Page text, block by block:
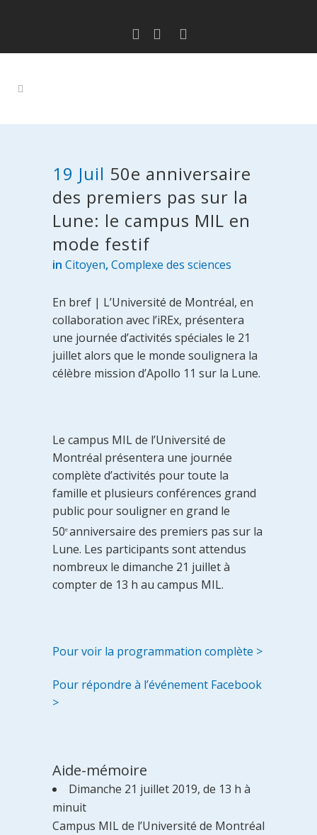
19 Juil 50e anniversaire
des premiers pas sur la
Lune: le campus MIL en
mode festif
in Citoyen,Complexe des sciences
En bref | L’Université de Montréal, en
collaboration avec l’iREx, présentera
une journée d’activités spéciales le 21
juillet alors que le monde soulignera la
célèbre mission d’Apollo 11 sur la Lune.
Le campus MIL de l’Université de
Montréal présentera une journée
complète d’activités pour toute la
famille et plusieurs conférences grand
public pour souligner en grand le
50eanniversaire des premiers pas sur la
Lune. Les participants sont attendus
nombreux le dimanche 21 juillet à
compter de 13 h au campus MIL.
Pour voir la programmation complète >
Pour répondre à l’événement Facebook
>
Aide-mémoire
Dimanche 21 juillet 2019, de 13 h à
minuit
Campus MIL de l’Université de Montréal